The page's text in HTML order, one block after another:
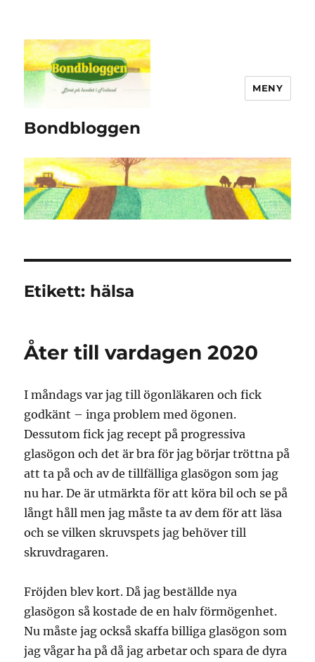
Bondbloggen
MENY
Etikett: hälsa
Åter till vardagen 2020
I måndags var jag till ögonläkaren och fick
godkänt – inga problem med ögonen.
Dessutom fick jag recept på progressiva
glasögon och det är bra för jag börjar tröttna på
att ta på och av de tillfälliga glasögon som jag
nu har. De är utmärkta för att köra bil och se på
långt håll men jag måste ta av dem för att läsa
och se vilken skruvspets jag behöver till
skruvdragaren.
Fröjden blev kort. Då jag beställde nya
glasögon så kostade de en halv förmögenhet.
Nu måste jag också skaffa billiga glasögon som
jag vågar ha på då jag arbetar och spara de dyra